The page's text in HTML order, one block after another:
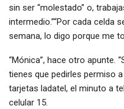
sin ser “molestado” o,
intermedio.”“Por cada celda
semana, lo digo porque me
“Mónica”, hace otro apunte.
tienes que pedirles permiso
tarjetas ladatel, el minuto a
celular 15.